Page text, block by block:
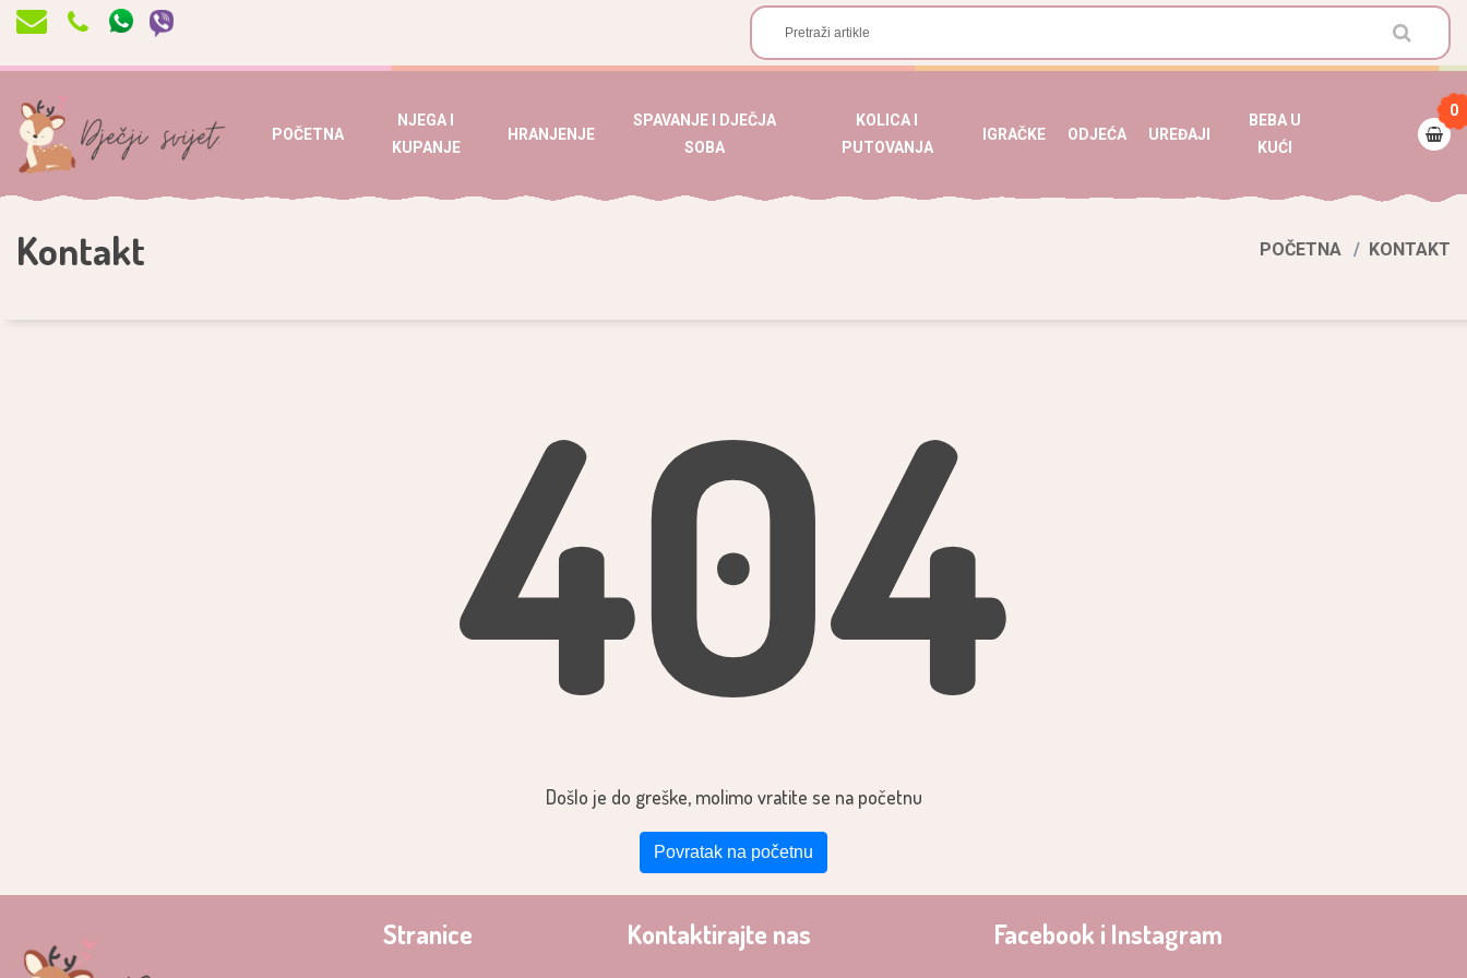
POČETNA
NJEGA I
KUPANJE
HRANJENJE
SPAVANJE I DJEČJA
SOBA
KOLICA I
PUTOVANJA
IGRAČKE ODJEĆA UREĐAJI
BEBA U
KUĆI
0
Kontakt POČETNA KONTAKT
404
Došlo je do greške, molimo vratite se na početnu
Povratak na početnu
Stranice Kontaktirajte nas Facebook i Instagram